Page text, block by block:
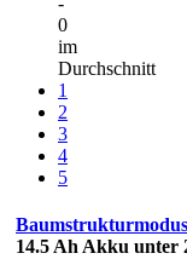
0
im
Durchschnitt
1
2
3
4
5
Baumstrukturmodus
14.5 Ah Akku unter